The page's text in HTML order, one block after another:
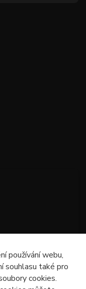
používání webu,
souhlasu také pro
cookies.